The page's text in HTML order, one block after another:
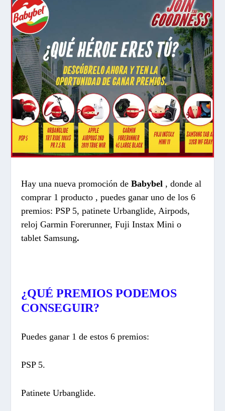
Hay una nueva promoción deBabybel , donde al
comprar 1 producto , puedes ganar uno de los 6
premios: PSP 5, patinete Urbanglide, Airpods,
reloj Garmin Forerunner, Fuji Instax Mini o
tablet Samsung.
¿QUÉ PREMIOS PODEMOS
CONSEGUIR?
Puedes ganar 1 de estos 6 premios:
PSP 5.
Patinete Urbanglide.